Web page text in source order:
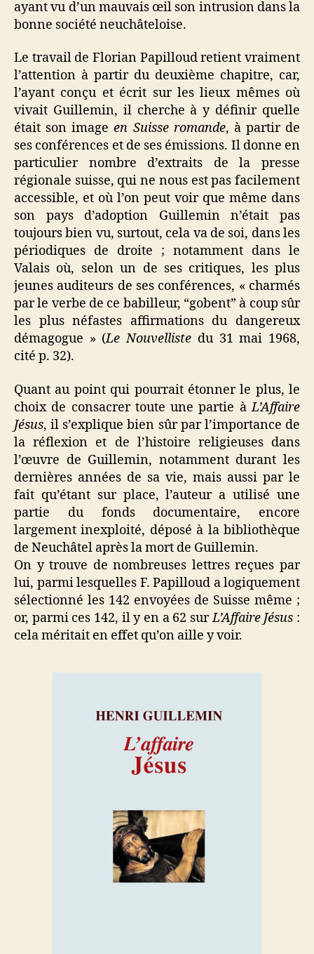
ayant vu d’un mauvais œil son intrusion dans la
bonne société neuchâteloise.
Le travail de Florian Papilloud retient vraiment
l’attention à partir du deuxième chapitre, car,
l’ayant conçu et écrit sur les lieux mêmes où
vivait Guillemin, il cherche à y définir quelle
était son imageen Suisse romande, à partir de
ses conférences et de ses émissions. Il donne en
particulier nombre d’extraits de la presse
régionale suisse, qui ne nous est pas facilement
accessible, et où l’on peut voir que même dans
son pays d’adoption Guillemin n’était pas
toujours bien vu, surtout, cela va de soi, dans les
périodiques de droite ; notamment dans le
Valais où, selon un de ses critiques, les plus
jeunes auditeurs de ses conférences, « charmés
par le verbe de ce babilleur, “gobent” à coup sûr
les plus néfastes affirmations du dangereux
démagogue » (Le Nouvelliste du 31 mai 1968,
cité p. 32).
Quant au point qui pourrait étonner le plus, le
choix de consacrer toute une partie àL’Affaire
Jésus, il s’explique bien sûr par l’importance de
la réflexion et de l’histoire religieuses dans
l’œuvre de Guillemin, notamment durant les
dernières années de sa vie, mais aussi par le
fait qu’étant sur place, l’auteur a utilisé une
partie du fonds documentaire, encore
largement inexploité, déposé à la bibliothèque
de Neuchâtel après la mort de Guillemin.
On y trouve de nombreuses lettres reçues par
lui, parmi lesquelles F. Papilloud a logiquement
sélectionné les 142 envoyées de Suisse même ;
or, parmi ces 142, il y en a 62 surL’Affaire Jésus :
cela méritait en effet qu’on aille y voir.